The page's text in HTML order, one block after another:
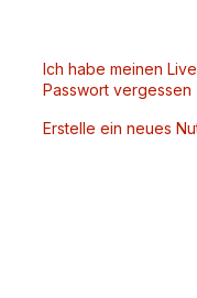
Ich habe meinen
Passwort vergessen
Erstelle ein neues